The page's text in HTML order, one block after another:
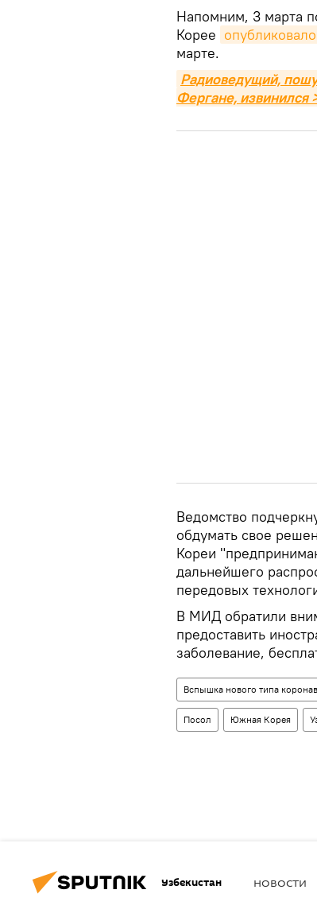
Напомним, 3 марта
Корее опубликовало
марте.
Радиоведущий,
Фергане, извинился
Ведомство
обдумать свое
Кореи
дальнейшего
передовых
В МИД обратили
предоставить
заболевание,
Вспышка нового типа
Посол Южная Корея
Узбекистан НОВОСТИ